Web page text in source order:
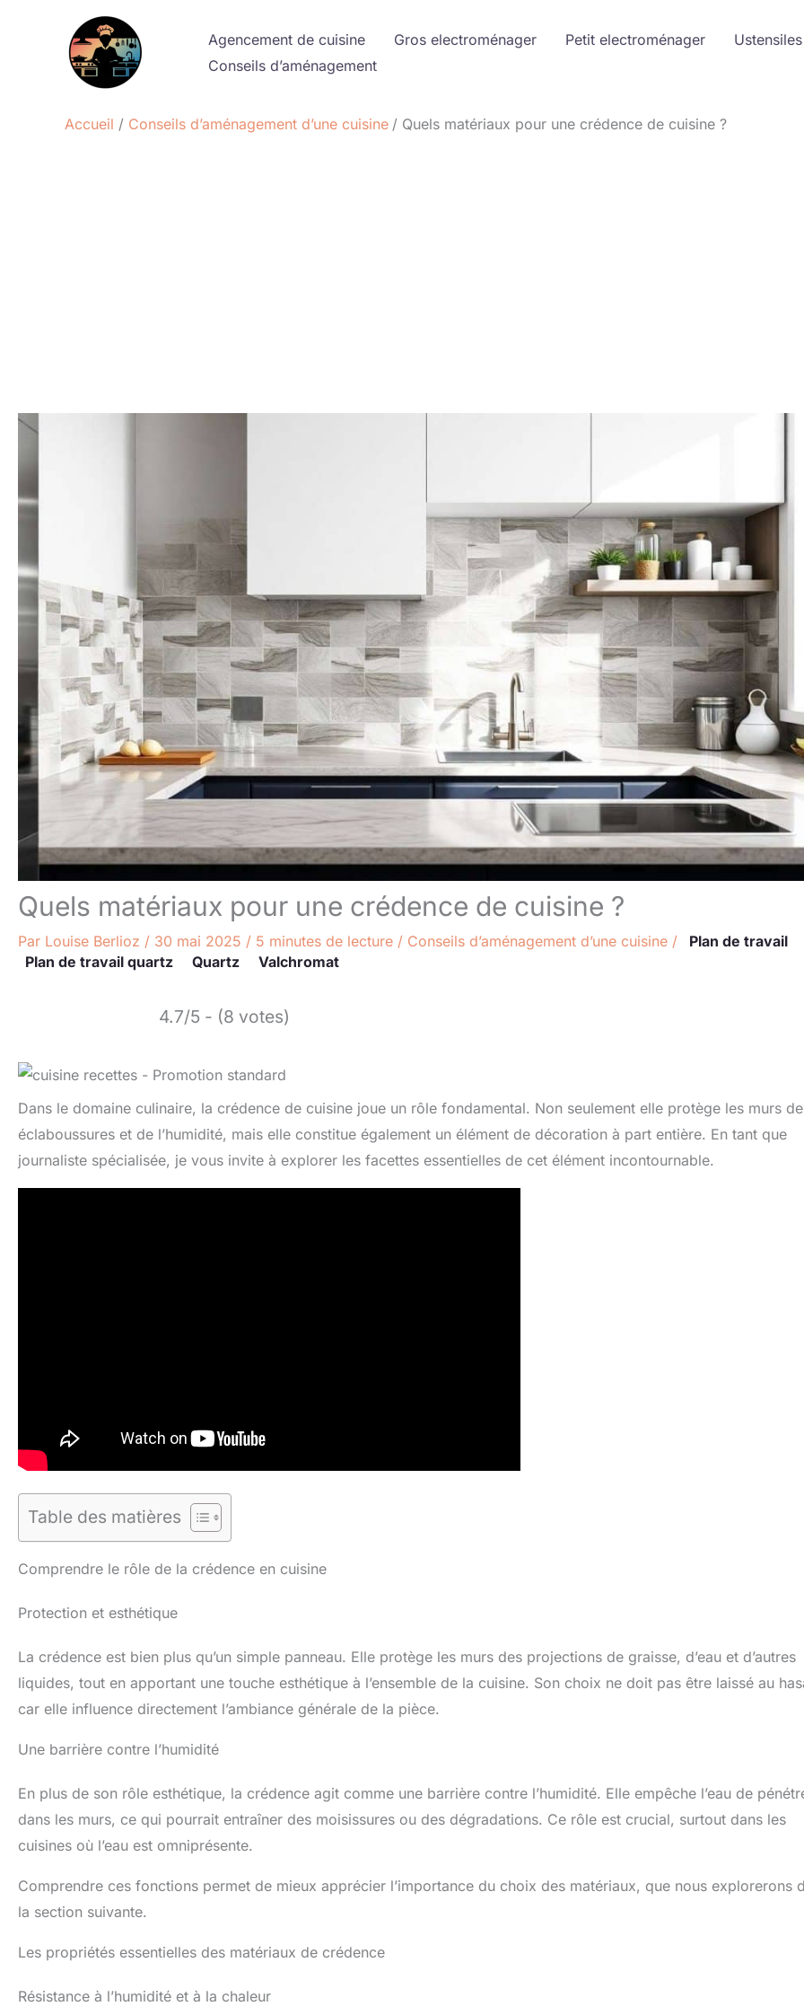
Agencement de cuisine Gros electroménager Petit electroménager
Ustensiles
Conseils d’aménagement
Accueil Conseils d’aménagement d’une cuisine Quels matériaux pour une crédence de cuisine ?
Quels matériaux pour une crédence de cuisine ?
Par Louise Berlioz / 30 mai 2025 / 5 minutes de lecture / Conseils d’aménagement d’une cuisine /
Plan de travail
Plan de travail quartz
Quartz Valchromat
4.7/5 - (8 votes)
Dans le domaine culinaire, la crédence de cuisine joue un rôle fondamental. Non seulement elle protège les murs
éclaboussures et de l’humidité, mais elle constitue également un élément de décoration à part entière. En tant que
journaliste spécialisée, je vous invite à explorer les facettes essentielles de cet élément incontournable.
Table des matières
Comprendre le rôle de la crédence en cuisine
Protection et esthétique
La crédence est bien plus qu’un simple panneau. Elle protège les murs des projections de graisse, d’eau et d’autres
liquides, tout en apportant une touche esthétique à l’ensemble de la cuisine. Son choix ne doit pas être laissé au
car elle influence directement l’ambiance générale de la pièce.
Une barrière contre l’humidité
En plus de son rôle esthétique, la crédence agit comme une barrière contre l’humidité. Elle empêche l’eau de
dans les murs, ce qui pourrait entraîner des moisissures ou des dégradations. Ce rôle est crucial, surtout dans les
cuisines où l’eau est omniprésente.
Comprendre ces fonctions permet de mieux apprécier l’importance du choix des matériaux, que nous explorerons
la section suivante.
Les propriétés essentielles des matériaux de crédence
Résistance à l’humidité et à la chaleur